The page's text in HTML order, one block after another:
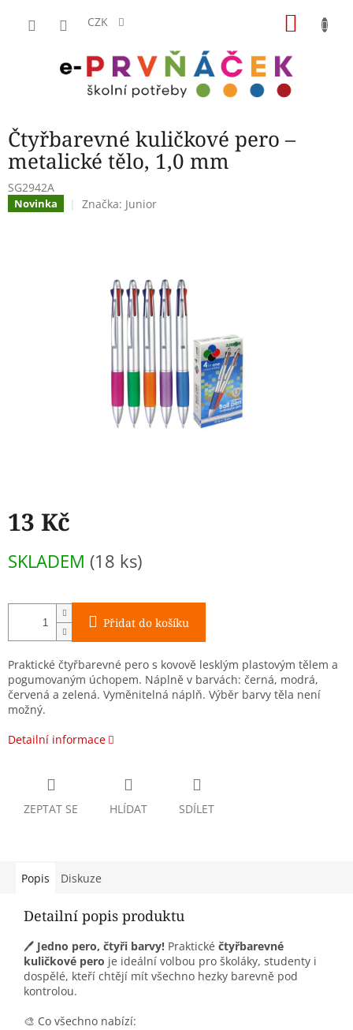
CZK
Čtyřbarevné kuličkové pero –
metalické tělo, 1,0 mm
SG2942A
Novinka Značka: Junior
13 Kč
cena:
SKLADEM (18 ks)
Přidat do košíku
Praktické čtyřbarevné pero s kovově lesklým plastovým tělem a
pogumovaným úchopem. Náplně v barvách: černá, modrá,
červená a zelená. Vyměnitelná náplň. Výběr barvy těla není
možný.
Detailní informace
ZEPTAT SE HLÍDAT SDÍLET
Popis Diskuze
Detailní popis produktu
🖊️ Jedno pero, čtyři barvy! Praktické čtyřbarevné
kuličkové pero je ideální volbou pro školáky, studenty i
dospělé, kteří chtějí mít všechno hezky barevně pod
kontrolou.
🎨 Co všechno nabízí: